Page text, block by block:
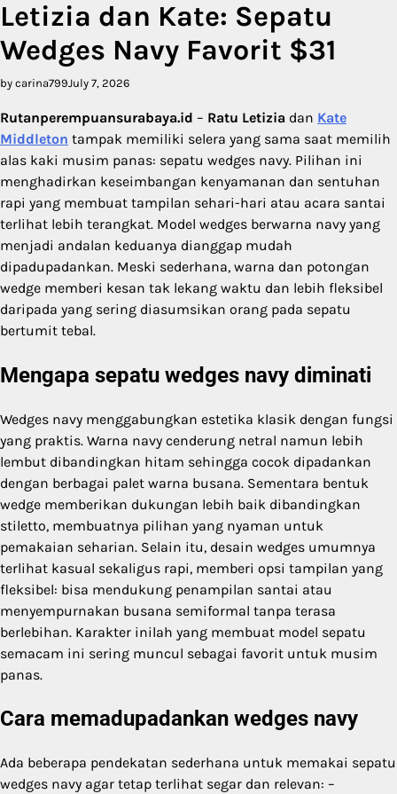
Letizia dan Kate: Sepatu
Wedges Navy Favorit $31
by carina799July 7, 2026
Rutanperempuansurabaya.id – Ratu Letizia dan Kate
Middleton tampak memiliki selera yang sama saat memilih
alas kaki musim panas: sepatu wedges navy. Pilihan ini
menghadirkan keseimbangan kenyamanan dan sentuhan
rapi yang membuat tampilan sehari-hari atau acara santai
terlihat lebih terangkat. Model wedges berwarna navy yang
menjadi andalan keduanya dianggap mudah
dipadupadankan. Meski sederhana, warna dan potongan
wedge memberi kesan tak lekang waktu dan lebih fleksibel
daripada yang sering diasumsikan orang pada sepatu
bertumit tebal.
Mengapa sepatu wedges navy diminati
Wedges navy menggabungkan estetika klasik dengan fungsi
yang praktis. Warna navy cenderung netral namun lebih
lembut dibandingkan hitam sehingga cocok dipadankan
dengan berbagai palet warna busana. Sementara bentuk
wedge memberikan dukungan lebih baik dibandingkan
stiletto, membuatnya pilihan yang nyaman untuk
pemakaian seharian. Selain itu, desain wedges umumnya
terlihat kasual sekaligus rapi, memberi opsi tampilan yang
fleksibel: bisa mendukung penampilan santai atau
menyempurnakan busana semiformal tanpa terasa
berlebihan. Karakter inilah yang membuat model sepatu
semacam ini sering muncul sebagai favorit untuk musim
panas.
Cara memadupadankan wedges navy
Ada beberapa pendekatan sederhana untuk memakai sepatu
wedges navy agar tetap terlihat segar dan relevan: –